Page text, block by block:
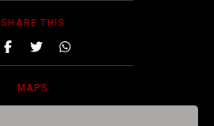
SHARE THIS :
MAPS :